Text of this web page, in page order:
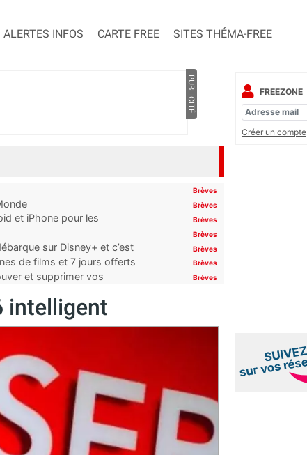
ALERTES INFOS CARTE FREE SITES THÉMA-FREE
PUBLICITÉ
Brèves
Brèves
et iPhone pour les
Brèves
Brèves
sur Disney+ et c’est
Brèves
de films et 7 jours offerts Brèves
et supprimer vos
Brèves
intelligent
FREEZONE
Créer un compte